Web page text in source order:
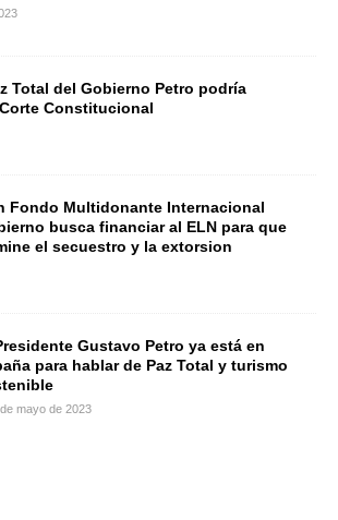
Total del Gobierno Petro podría
Constitucional
Fondo Multidonante Internacional
busca financiar al ELN para que
el secuestro y la extorsion
Gustavo Petro ya está en
para hablar de Paz Total y turismo
mayo de 2023